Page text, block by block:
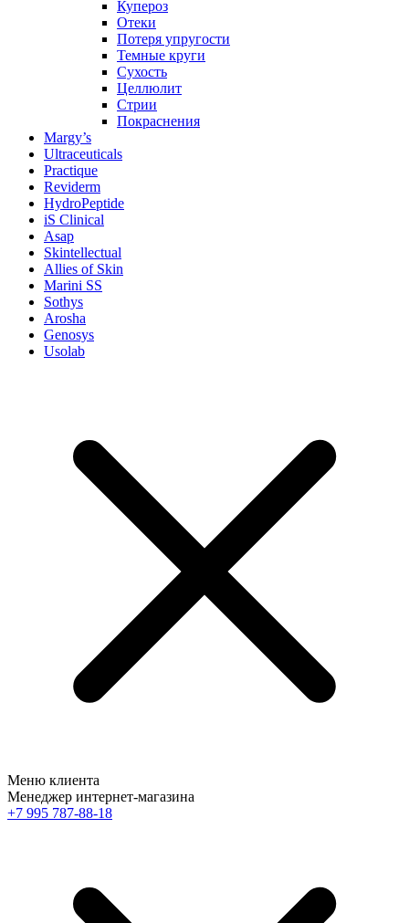
Купероз
Отеки
Потеря упругости
Темные круги
Сухость
Целлюлит
Стрии
Покраснения
Margy’s
Ultraceuticals
Practique
Reviderm
HydroPeptide
iS Clinical
Asap
Skintellectual
Allies of Skin
Marini SS
Sothys
Arosha
Genosys
Usolab
Меню клиента
Менеджер интернет-магазина
+7 995 787-88-18